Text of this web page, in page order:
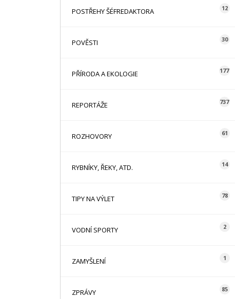
POSTŘEHY ŠÉFREDAKTORA 12
POVĚSTI 30
PŘÍRODA A EKOLOGIE 177
REPORTÁŽE 737
ROZHOVORY 61
RYBNÍKY, ŘEKY, ATD. 14
TIPY NA VÝLET 78
VODNÍ SPORTY 2
ZAMYŠLENÍ 1
ZPRÁVY 85